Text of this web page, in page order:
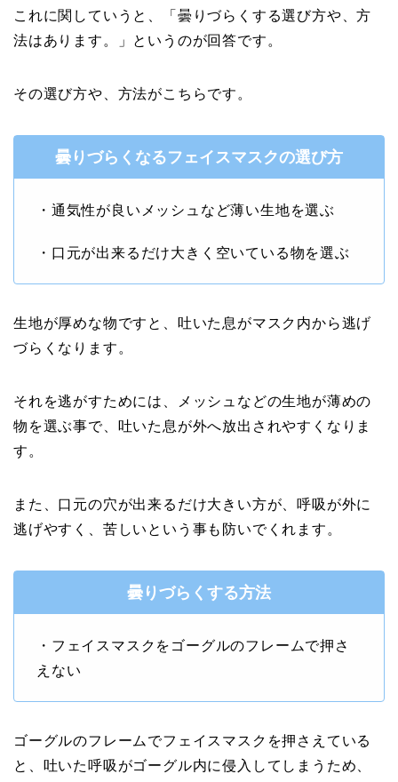
これに関していうと、「曇りづらくする選び方や、方
法はあります。」というのが回答です。
その選び方や、方法がこちらです。
曇りづらくなるフェイスマスクの選び方
・通気性が良いメッシュなど薄い生地を選ぶ
・口元が出来るだけ大きく空いている物を選ぶ
生地が厚めな物ですと、吐いた息がマスク内から逃げ
づらくなります。
それを逃がすためには、メッシュなどの生地が薄めの
物を選ぶ事で、吐いた息が外へ放出されやすくなりま
す。
また、口元の穴が出来るだけ大きい方が、呼吸が外に
逃げやすく、苦しいという事も防いでくれます。
曇りづらくする方法
・フェイスマスクをゴーグルのフレームで押さ
えない
ゴーグルのフレームでフェイスマスクを押さえている
と、吐いた呼吸がゴーグル内に侵入してしまうため、